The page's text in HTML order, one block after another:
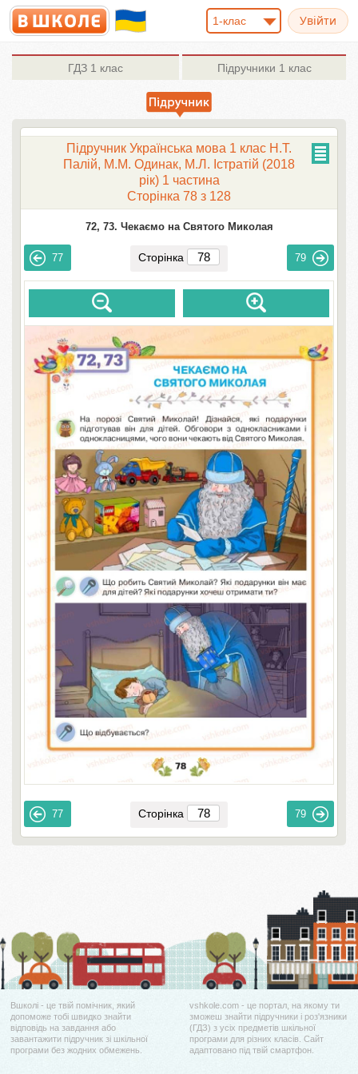
1-клас
ГДЗ 1 клас Підручники 1 клас
Підручник Українська мова 1 клас Н.Т.
Палій, М.М. Одинак, М.Л. Істратій (2018
рік) 1 частина
Сторінка 78 з 128
72, 73. Чекаємо на Святого Миколая
77 Сторінка 79
77 Сторінка 79
Вшколі - це твій помічник, який
допоможе тобі швидко знайти
відповідь на завдання або
завантажити підручник зі шкільної
програми без жодних обмежень.
vshkole.com - це портал, на якому ти
зможеш знайти підручники і роз'язники
(ГДЗ) з усіх предметів шкільної
програми для різних класів. Сайт
адаптовано під твій смартфон.